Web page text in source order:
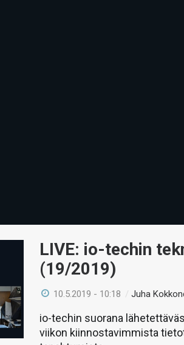
LIVE: io-techin
(19/2019)
10.5.2019 - 10:18 /Juha
io-techin suorana
viikon kiinnostavimmista